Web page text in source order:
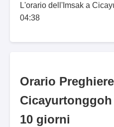
L'orario dell'Imsak a
04:38
Orario Preghiere
10 giorni